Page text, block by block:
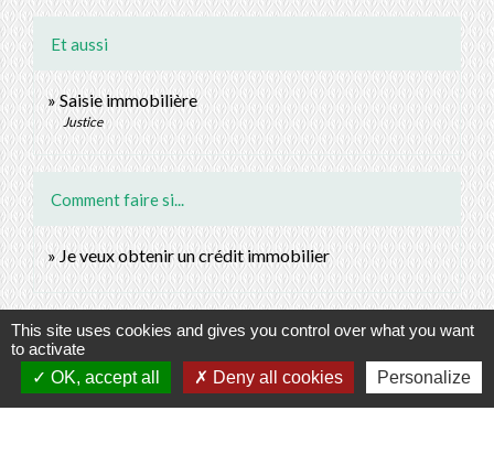
Et aussi
Saisie immobilière
Justice
Comment faire si...
Je veux obtenir un crédit immobilier
Signaler une erreur sur cette page
This site uses cookies and gives you control over what you want
to activate
OK, accept all
Deny all cookies Personalize